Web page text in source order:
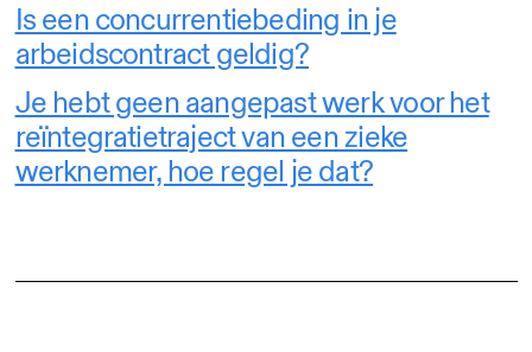
Is een concurrentiebeding in je
arbeidscontract geldig?
Je hebt geen aangepast werk voor het
reïntegratietraject van een zieke
werknemer, hoe regel je dat?